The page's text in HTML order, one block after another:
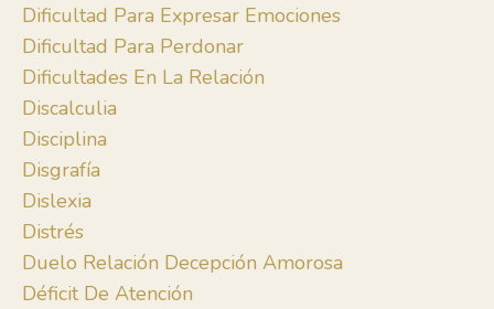
Dificultad Para Expresar Emociones
Dificultad Para Perdonar
Dificultades En La Relación
Discalculia
Disciplina
Disgrafía
Dislexia
Distrés
Duelo Relación Decepción Amorosa
Déficit De Atención